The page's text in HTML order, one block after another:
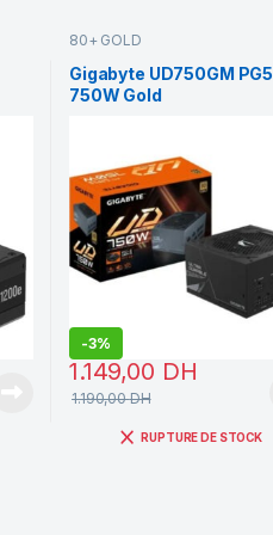
80+ GOLD
Gigabyte UD750GM PG5
750W Gold
-3%
1.149,00 DH
1.190,00DH
RUPTURE DE STOCK